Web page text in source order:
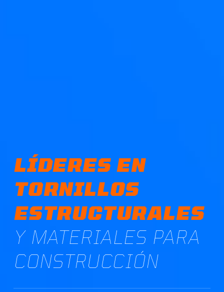
LÍDERES EN
TORNILLOS
ESTRUCTURALES
Y MATERIALES PARA
CONSTRUCCIÓN